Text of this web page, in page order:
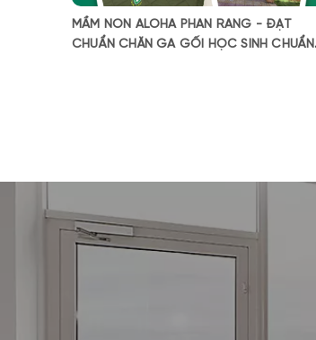
MẦM NON ALOHA PHAN RANG - ĐẠT
CHUẨN CHĂN GA GỐI HỌC SINH CHUẨN